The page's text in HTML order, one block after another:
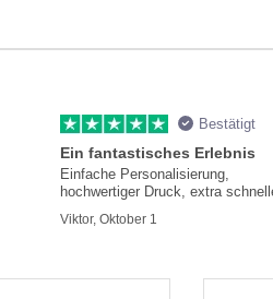
Bestätigt
Ein fantastisches Erlebnis
Einfache Personalisierung,
hochwertiger Druck, extra
Viktor, Oktober 1